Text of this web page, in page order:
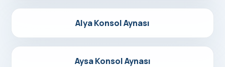
Detayları Gör
Alya Konsol Aynası
Detayları Gör
Aysa Konsol Aynası